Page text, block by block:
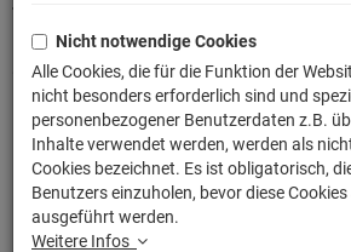
Tassen, Puzzle & Spiele,
Mützen und vieles vieles mehr
Shop!
SORTIERUNG: WÄHLEN
Nicht notwendige Cookies
Alle Cookies, die für die Funktion der
nicht besonders erforderlich sind und
personenbezogener Benutzerdaten z.B.
Inhalte verwendet werden, werden als
Cookies bezeichnet. Es ist obligatorisch,
Benutzers einzuholen, bevor diese
ausgeführt werden.
Weitere Infos